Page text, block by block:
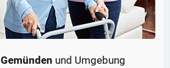
Gemünden und Umgebung